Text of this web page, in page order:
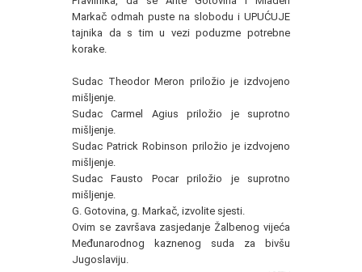
Markač odmah puste na slobodu i UPUĆUJE
tajnika da s tim u vezi poduzme potrebne
korake.
Sudac Theodor Meron priložio je izdvojeno
mišljenje.
Sudac Carmel Agius priložio je suprotno
mišljenje.
Sudac Patrick Robinson priložio je izdvojeno
mišljenje.
Sudac Fausto Pocar priložio je suprotno
mišljenje.
G. Gotovina, g. Markač, izvolite sjesti.
Ovim se završava zasjedanje Žalbenog vijeća
Međunarodnog kaznenog suda za bivšu
Jugoslaviju.